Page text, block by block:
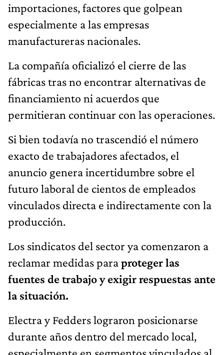
importaciones, factores que golpean
especialmente a las empresas
manufactureras nacionales.
La compañía oficializó el cierre de las
fábricas tras no encontrar alternativas de
financiamiento ni acuerdos que
permitieran continuar con las operaciones.
Si bien todavía no trascendió el número
exacto de trabajadores afectados, el
anuncio genera incertidumbre sobre el
futuro laboral de cientos de empleados
vinculados directa e indirectamente con la
producción.
Los sindicatos del sector ya comenzaron a
reclamar medidas paraproteger las
fuentes de trabajo y exigir respuestas ante
la situación.
Electra y Fedders lograron posicionarse
durante años dentro del mercado local,